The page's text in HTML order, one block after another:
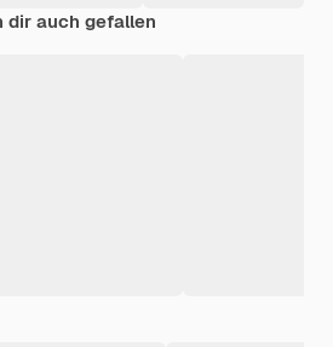
dir auch gefallen